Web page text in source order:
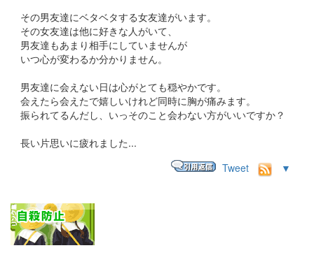
その男友達にベタベタする女友達がいます。
その女友達は他に好きな人がいて、
男友達もあまり相手にしていませんが
いつ心が変わるか分かりません。
男友達に会えない日は心がとても穏やかです。
会えたら会えたで嬉しいけれど同時に胸が痛みます。
振られてるんだし、いっそのこと会わない方がいいですか？
長い片思いに疲れました...
Tweet
▼